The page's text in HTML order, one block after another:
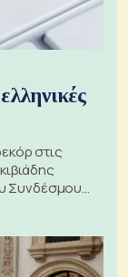
στις
Συνδέσμου